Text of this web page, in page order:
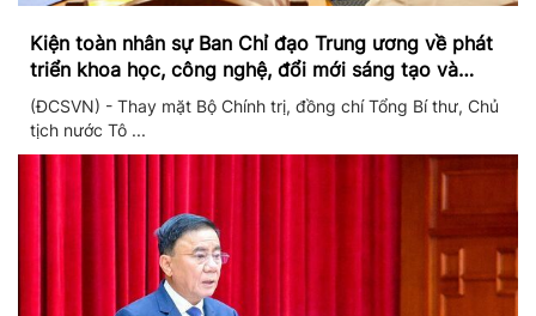
Kiện toàn nhân sự Ban Chỉ đạo Trung ương về phát
triển khoa học, công nghệ, đổi mới sáng tạo và
chuyển đổi số
(ĐCSVN) - Thay mặt Bộ Chính trị, đồng chí Tổng Bí thư, Chủ
tịch nước Tô ...